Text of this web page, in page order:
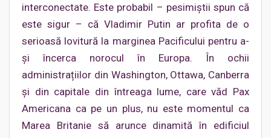
interconectate. Este probabil – pesimiștii spun că
este sigur – că Vladimir Putin ar profita de o
serioasă lovitură la marginea Pacificului pentru a-
și încerca norocul în Europa. În ochii
administrațiilor din Washington, Ottawa, Canberra
și din capitale din întreaga lume, care văd Pax
Americana ca pe un plus, nu este momentul ca
Marea Britanie să arunce dinamită în edificiul